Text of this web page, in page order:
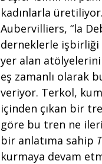
kadınlarla
Aubervilliers, “la
derneklerle işbirliği
yer alan atölyelerini
eş zamanlı olarak
veriyor. Terkol,
içinden çıkan bir
göre bu tren ne
bir anlatıma sahip
kurmaya devam